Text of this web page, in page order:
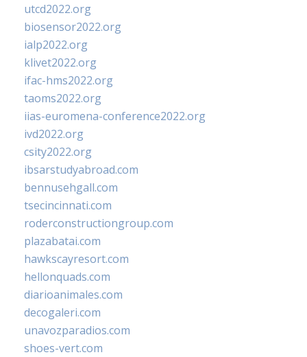
utcd2022.org
biosensor2022.org
ialp2022.org
klivet2022.org
ifac-hms2022.org
taoms2022.org
iias-euromena-conference2022.org
ivd2022.org
csity2022.org
ibsarstudyabroad.com
bennusehgall.com
tsecincinnati.com
roderconstructiongroup.com
plazabatai.com
hawkscayresort.com
hellonquads.com
diarioanimales.com
decogaleri.com
unavozparadios.com
shoes-vert.com